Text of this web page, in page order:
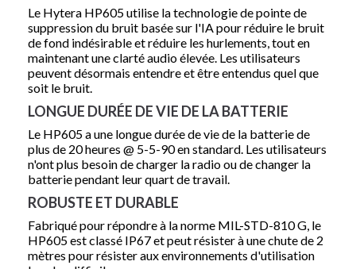
Le Hytera HP605 utilise la technologie de pointe de
suppression du bruit basée sur l'IA pour réduire le bruit
de fond indésirable et réduire les hurlements, tout en
maintenant une clarté audio élevée. Les utilisateurs
peuvent désormais entendre et être entendus quel que
soit le bruit.
LONGUE DURÉE DE VIE DE LA BATTERIE
Le HP605 a une longue durée de vie de la batterie de
plus de 20 heures @ 5-5-90 en standard. Les utilisateurs
n'ont plus besoin de charger la radio ou de changer la
batterie pendant leur quart de travail.
ROBUSTE ET DURABLE
Fabriqué pour répondre à la norme MIL-STD-810 G, le
HP605 est classé IP67 et peut résister à une chute de 2
mètres pour résister aux environnements d'utilisation